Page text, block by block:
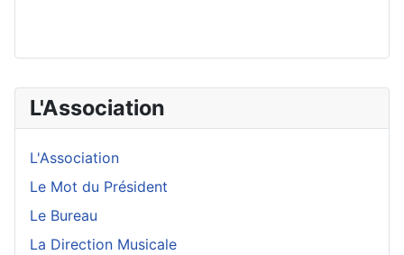
L'Association
L'Association
Le Mot du Président
Le Bureau
La Direction Musicale